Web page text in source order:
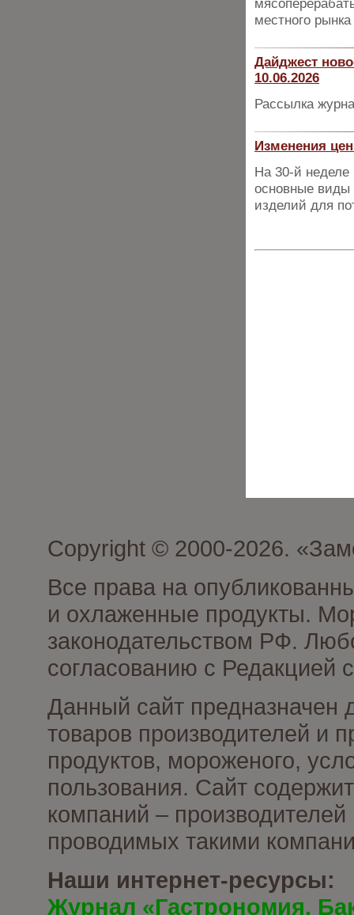
местного
Дайджест
10.06.2026
Рассылка
Изменения
На 30-й
основные виды
изделий для
Copyright © 2000-2026.
Все права на
и охлаженные продукты.
законодательством РФ.
согласованию с Редакцией
Данный сайт предназначен
товаров производителей и
продуктов, мороженого,
пользования. Сайт
компаний –
проводимых такими
Наши интернет-ресурсы:
Журнал «Гастрономия.